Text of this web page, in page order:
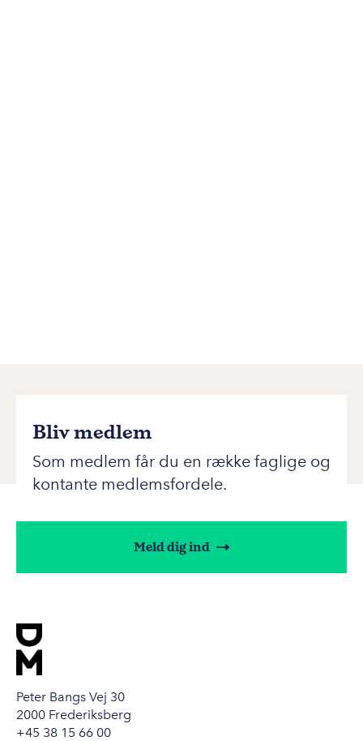
Bliv medlem
Som medlem får du en række faglige og
kontante medlemsfordele.
Meld dig ind
Peter Bangs Vej 30
2000 Frederiksberg
+45 38 15 66 00